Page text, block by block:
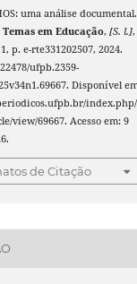
uma análise documental.
em Educação,[S. l.],
p. e-rte331202507, 2024.
ufpb.2359-
Disponível
view/69667. Acesso em: 9
de Citação